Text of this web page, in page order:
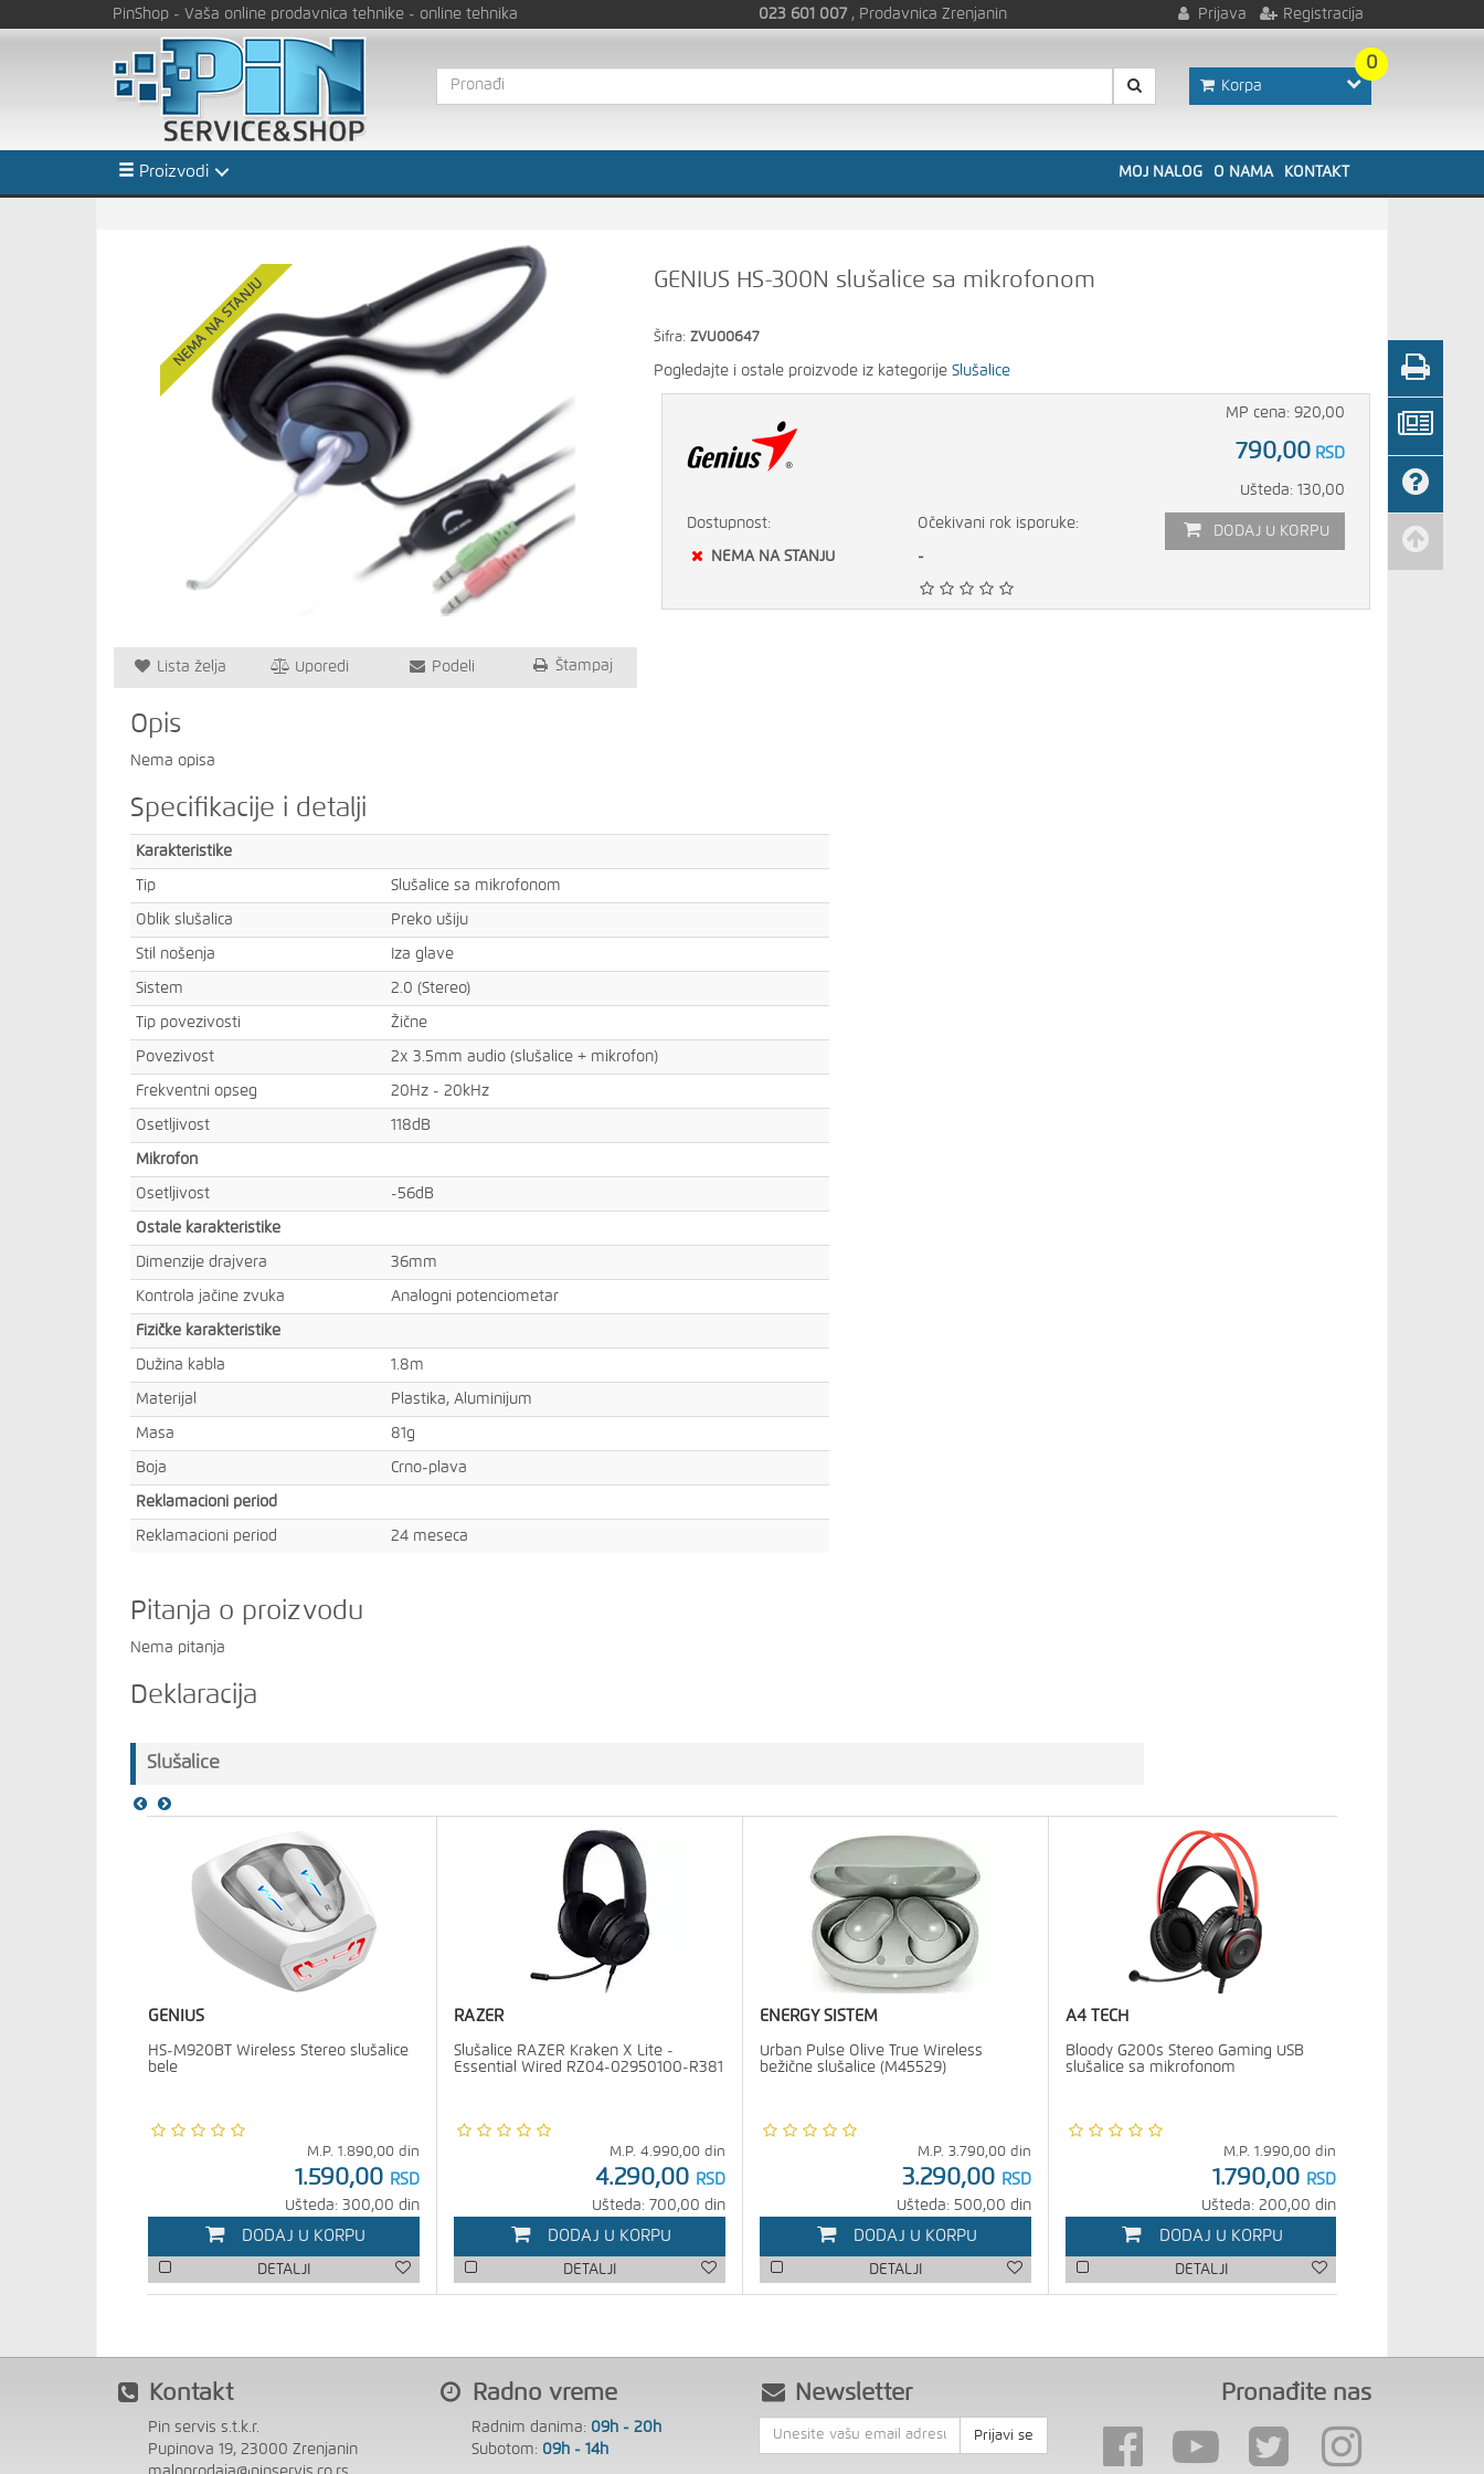
PinShop - Vaša online prodavnica tehnike - online tehnika 023 601 007 , Prodavnica Zrenjanin Prijava Registracija
0
Korpa
Proizvodi MOJ NALOG O NAMA KONTAKT
NEMA NA STANJU
Lista želja Uporedi Podeli Štampaj
GENIUS HS-300N slušalice sa mikrofonom
Šifra:ZVU00647
Pogledajte i ostale proizvode iz kategorijeSlušalice
Dostupnost:
NEMA NA STANJU
Očekivani rok isporuke:
-
MP cena: 920,00
790,00RSD
Ušteda: 130,00
DODAJ U KORPU
Opis
Nema opisa
Specifikacije i detalji
Karakteristike
Tip Slušalice sa mikrofonom
Oblik slušalica Preko ušiju
Stil nošenja Iza glave
Sistem 2.0 (Stereo)
Tip povezivosti Žične
Povezivost 2x 3.5mm audio (slušalice + mikrofon)
Frekventni opseg 20Hz - 20kHz
Osetljivost 118dB
Mikrofon
Osetljivost -56dB
Ostale karakteristike
Dimenzije drajvera 36mm
Kontrola jačine zvuka Analogni potenciometar
Fizičke karakteristike
Dužina kabla 1.8m
Materijal Plastika, Aluminijum
Masa 81g
Boja Crno-plava
Reklamacioni period
Reklamacioni period 24 meseca
Pitanja o proizvodu
Nema pitanja
Deklaracija
Slušalice
GENIUS
HS-M920BT Wireless Stereo slušalice
bele
M.P. 1.890,00 din
1.590,00 RSD
Ušteda: 300,00 din
DODAJ U KORPU
DETALJI
RAZER
Slušalice RAZER Kraken X Lite -
Essential Wired RZ04-02950100-R381
M.P. 4.990,00 din
4.290,00 RSD
Ušteda: 700,00 din
DODAJ U KORPU
DETALJI
ENERGY SISTEM
Urban Pulse Olive True Wireless
bežične slušalice (M45529)
M.P. 3.790,00 din
3.290,00 RSD
Ušteda: 500,00 din
DODAJ U KORPU
DETALJI
A4 TECH
Bloody G200s Stereo Gaming USB
slušalice sa mikrofonom
M.P. 1.990,00 din
1.790,00 RSD
Ušteda: 200,00 din
DODAJ U KORPU
DETALJI
Kontakt
Pin servis s.t.k.r.
Pupinova 19, 23000 Zrenjanin
Radno vreme
Radnim danima: 09h - 20h
Subotom: 09h - 14h
Newsletter
Prijavi se
Pronađite nas